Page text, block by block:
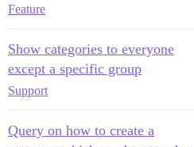
Feature
Show categories to everyone
except a specific group
Support
Query on how to create a